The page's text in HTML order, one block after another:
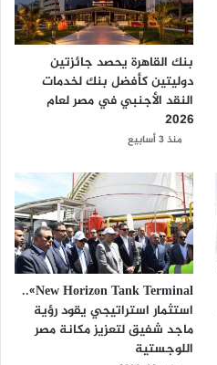
بنك القاهرة يحصد جائزتين
دوليتين كأفضل بنك لخدمات
النقد الأجنبي في مصر لعام
2026
منذ 3 أسابيع
New Horizon Tank Terminal»..
استثمار استراتيجي يقود رؤية
ماجد شفيق لتعزيز مكانة مصر
اللوجستية